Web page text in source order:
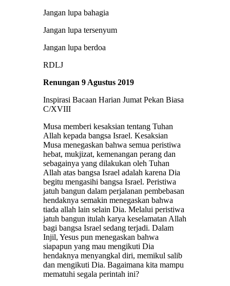
Jangan lupa bahagia
Jangan lupa tersenyum
Jangan lupa berdoa
RDLJ
Renungan 9 Agustus 2019
Inspirasi Bacaan Harian Jumat Pekan Biasa
C/XVIII
Musa memberi kesaksian tentang Tuhan
Allah kepada bangsa Israel. Kesaksian
Musa menegaskan bahwa semua peristiwa
hebat, mukjizat, kemenangan perang dan
sebagainya yang dilakukan oleh Tuhan
Allah atas bangsa Israel adalah karena Dia
begitu mengasihi bangsa Israel. Peristiwa
jatuh bangun dalam perjalanan pembebasan
hendaknya semakin menegaskan bahwa
tiada allah lain selain Dia. Melalui peristiwa
jatuh bangun itulah karya keselamatan Allah
bagi bangsa Israel sedang terjadi. Dalam
Injil, Yesus pun menegaskan bahwa
siapapun yang mau mengikuti Dia
hendaknya menyangkal diri, memikul salib
dan mengikuti Dia. Bagaimana kita mampu
mematuhi segala perintah ini?